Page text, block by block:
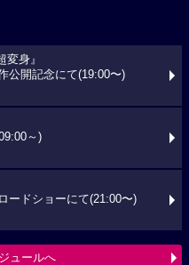
変身』
公開記念にて(19:00〜)
～)
ードショーにて(21:00〜)
ュールへ